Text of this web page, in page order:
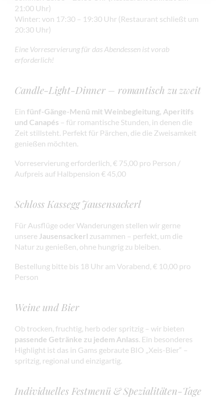
21:00 Uhr)
Winter: von 17:30 – 19:30 Uhr (Restaurant schließt um
20:30 Uhr)
Eine Vorreservierung für das Abendessen ist vorab
erforderlich!
Candle-Light-Dinner – romantisch zu zweit
Ein fünf-Gänge-Menü mit Weinbegleitung, Aperitifs
und Canapés – für romantische Stunden, in denen die
Zeit stillsteht. Perfekt für Pärchen, die die Zweisamkeit
genießen möchten.
Vorreservierung erforderlich, € 75,00 pro Person /
Aufpreis auf Halbpension € 45,00
Schloss Kassegg Jausensackerl
Für Ausflüge oder Wanderungen stellen wir gerne
unsere Jausensackerl zusammen – perfekt, um die
Natur zu genießen, ohne hungrig zu bleiben.
Bestellung bitte bis 18 Uhr am Vorabend, € 10,00 pro
Person
Weine und Bier
Ob trocken, fruchtig, herb oder spritzig – wir bieten
passende Getränke zu jedem Anlass. Ein besonderes
Highlight ist das in Gams gebraute BIO „Xeis-Bier“ –
spritzig, regional und einzigartig.
Individuelles Festmenü & Spezialitäten-Tage